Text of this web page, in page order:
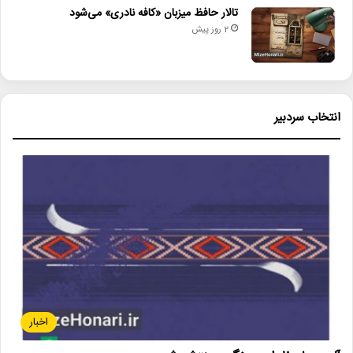
تالار حافظ میزبان «کافه نادری» می‌شود
2 روز پیش
انتخاب سردبیر
اخبار